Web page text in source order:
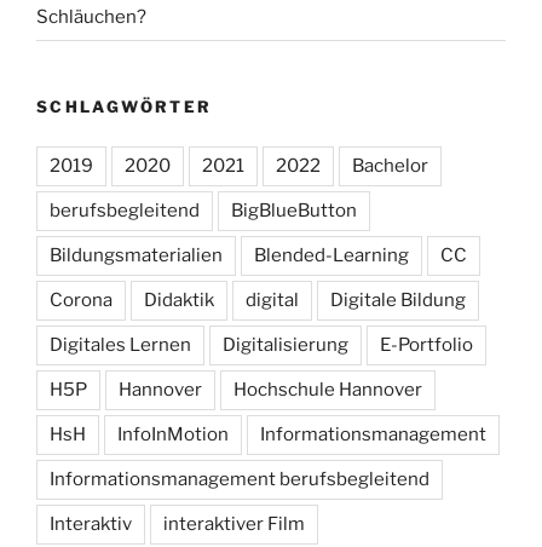
Schläuchen?
SCHLAGWÖRTER
2019 2020 2021 2022 Bachelor
berufsbegleitend BigBlueButton
Bildungsmaterialien Blended-Learning CC
Corona Didaktik digital Digitale Bildung
Digitales Lernen Digitalisierung E-Portfolio
H5P Hannover Hochschule Hannover
HsH InfoInMotion Informationsmanagement
Informationsmanagement berufsbegleitend
Interaktiv interaktiver Film